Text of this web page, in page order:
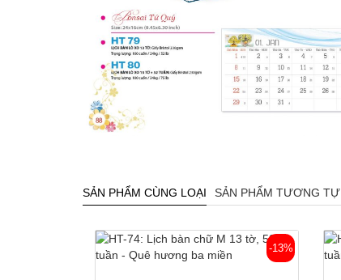
SẢN PHẨM CÙNG LOẠI SẢN PHẨM TƯƠNG TỰ
-13%